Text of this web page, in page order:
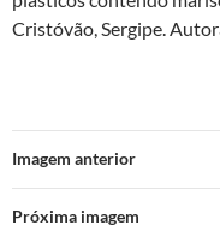
Cristóvão, Sergipe.
Imagem anterior
Próxima imagem